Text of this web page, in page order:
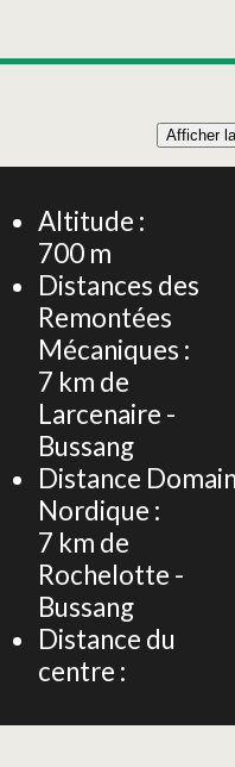
Afficher
Altitude :
700 m
Distances des
Remontées
Mécaniques :
7 km de
Larcenaire -
Bussang
Distance
Nordique :
7 km de
Rochelotte -
Bussang
Distance du
centre :